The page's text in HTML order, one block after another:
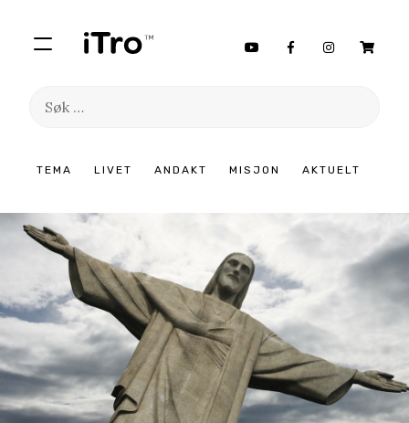
TEMA LIVET ANDAKT MISJON AKTUELT
Søk
innhold